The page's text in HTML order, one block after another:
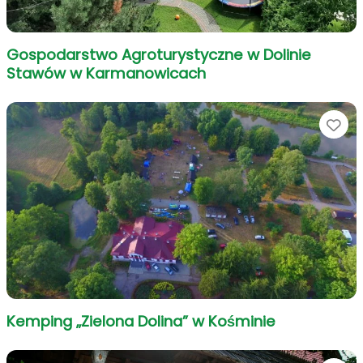
Gospodarstwo Agroturystyczne w Dolinie
Stawów w Karmanowicach
Kemping „Zielona Dolina” w Kośminie